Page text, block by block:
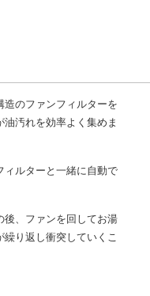
造のファンフィルターを
汚れを効率よく集めま
ィルターと一緒に自動で
後、ファンを回してお湯
り返し衝突していくこ